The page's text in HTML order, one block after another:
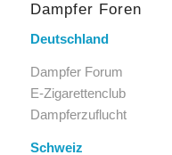
Dampfer Foren
Deutschland
Dampfer Forum
E-Zigarettenclub
Dampferzuflucht
Schweiz